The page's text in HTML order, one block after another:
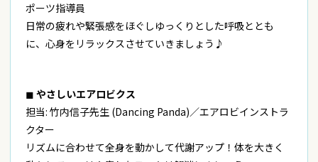
ポーツ指導員
日常の疲れや緊張感をほぐしゆっくりとした呼吸ととも
に、心身をリラックスさせていきましょう♪
◼︎ やさしいエアロビクス
担当: 竹内信子先生 (Dancing Panda)／エアロビインストラ
クター
リズムに合わせて全身を動かして代謝アップ！体を大きく